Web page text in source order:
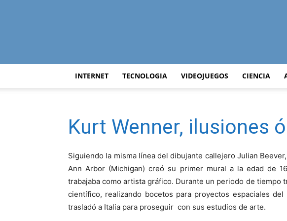
INTERNET TECNOLOGIA VIDEOJUEGOS CIENCIA
Kurt Wenner, ilusiones
Siguiendo la misma línea del dibujante callejero Julian
Ann Arbor (Michigan) creó su primer mural a la edad de
trabajaba como artista gráfico. Durante un periodo de tiempo
científico, realizando bocetos para proyectos espaciales
trasladó a Italia para proseguir con sus estudios de arte.